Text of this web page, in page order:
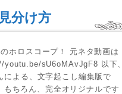
分け方
ホロスコープ！ 元ネタ動画は
sU6oMAvJgF8 以下、
よる、文字起こし編集版で
もちろん、完全オリジナルです